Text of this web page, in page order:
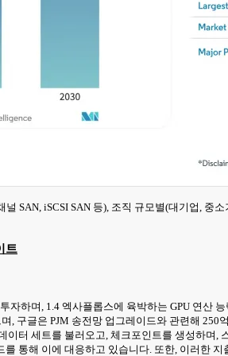
SAN, iSCSI SAN 등), 조직 규모별(대기업,
트
하며, 1.4 엑사플롭스에 육박하는 GPU 연
구글은 PJM 송전망 업그레이드와 관련해
터 세트를 불러오고, 체크포인트를 생성하
통해 이에 대응하고 있습니다. 또한, 이러한